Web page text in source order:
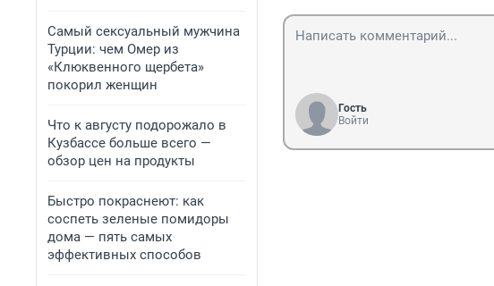
Самый сексуальный мужчина
Турции: чем Омер из
«Клюквенного щербета»
покорил женщин
Что к августу подорожало в
Кузбассе больше всего —
обзор цен на продукты
Быстро покраснеют: как
соспеть зеленые помидоры
дома — пять самых
эффективных способов
Гость
Войти